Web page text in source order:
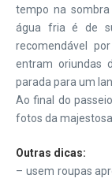
tempo na
água fria é de
recomendável
entram oriundas
parada para um
Ao final do
fotos da majestosa
Outras dicas:
– usem roupas